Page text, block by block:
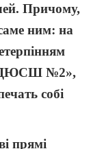
Причому,
ним: на
ДЮСШ №2»,
собі
прямі